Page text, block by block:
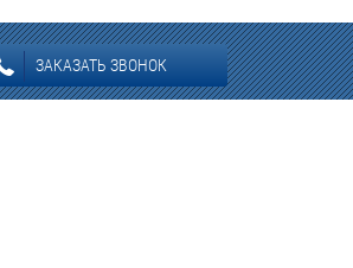
ЗАКАЗАТЬ ЗВОНОК